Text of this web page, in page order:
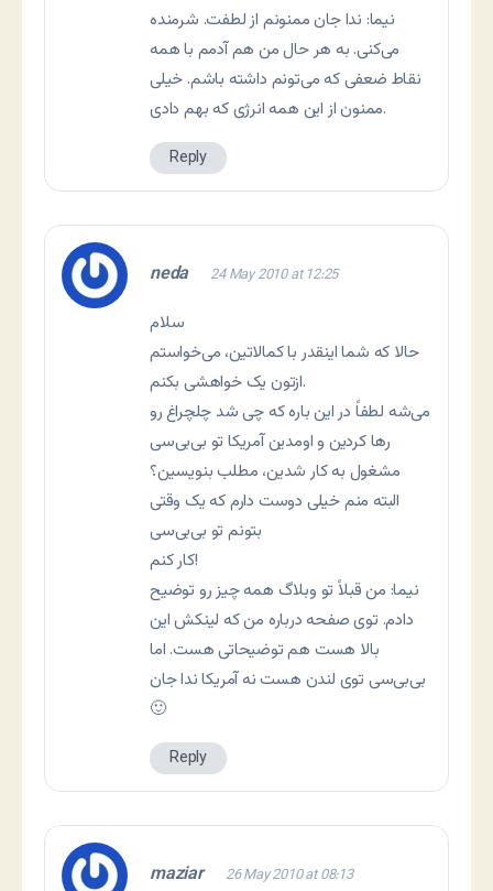
نیما: ندا جان ممنونم از لطفت. شرمنده
می‌کنی. به هر حال من هم آدمم با همه
نقاط ضعفی که می‌تونم داشته باشم. خیلی
ممنون از این همه انرژی که بهم دادی.
Reply
neda 24 May 2010 at 12:25
سلام
حالا که شما اینقدر با کمالاتین، می‌خواستم
ازتون یک خواهشی بکنم.
می‌شه لطفاً در این باره که چی شد چلچراغ رو
رها کردین و اومدین آمریکا تو بی‌بی‌سی
مشغول به کار شدین، مطلب بنویسین؟
البته منم خیلی دوست دارم که یک وقتی
بتونم تو بی‌بی‌سی
کار کنم!
نیما: من قبلاً تو وبلاگ همه چیز رو توضیح
دادم. توی صفحه درباره من که لینکش این
بالا هست هم توضیحاتی هست. اما
بی‌بی‌سی توی لندن هست نه آمریکا ندا جان
🙂
Reply
maziar 26 May 2010 at 08:13